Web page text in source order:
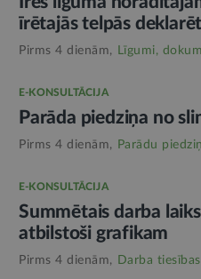
īrētajās telpās
Pirms 4 dienām, Līgumi,
E-KONSULTĀCIJA
Parāda piedziņa no
Pirms 4 dienām, Parādu
E-KONSULTĀCIJA
Summētais darba
atbilstoši grafikam
Pirms 4 dienām, Darba tiesības